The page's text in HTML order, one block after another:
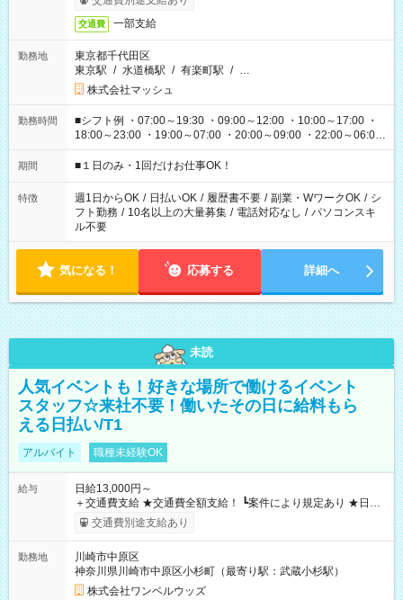
交通費 一部支給
勤務地
東京都千代田区
東京駅 / 水道橋駅 / 有楽町駅 / …
株式会社マッシュ
勤務時間
■シフト例 ・07:00～19:30 ・09:00～12:00 ・10:00～17:00 ・
18:00～23:00 ・19:00～07:00 ・20:00～09:00 ・22:00～06:00
etc ★最短で3時間で5,120円のお仕事から 15時間で2万円近く稼
げるお仕事も！ ご希望のお時間に合わせてご紹介！ ※シフトは
ください！
期間 ■１日のみ・1回だけお仕事OK！
特徴 週1日からOK / 日払いOK / 履歴書不要 / 副業・WワークOK / シ
フト勤務 / 10名以上の大量募集 / 電話対応なし / パソコンスキ
ル不要
気になる！ 応募する 詳細へ
未読
人気イベントも！好きな場所で働けるイベント
スタッフ☆来社不要！働いたその日に給料もら
える日払い/T1
アルバイト 職種未経験OK
給与
日給13,000円～
＋交通費支給 ★交通費全額支給！ ┗案件により規定あり ★日払
いOK！（規定あり） ┗働いたその日に現金GET♪ お仕事後はコ
ンビニATMから 日払い分を引き落とせます！ 【試用期間】試
交通費別途支給あり
勤務地
川崎市中原区
神奈川県川崎市中原区小杉町（最寄り駅：武蔵小杉駅）
株式会社ワンベルウッズ